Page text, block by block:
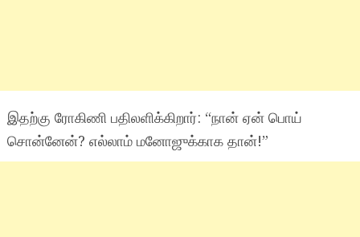
இதற்கு ரோகிணி பதிலளிக்கிறார்: “நான் ஏன் பொய்
சொன்னேன்? எல்லாம் மனோஜுக்காக தான்!”